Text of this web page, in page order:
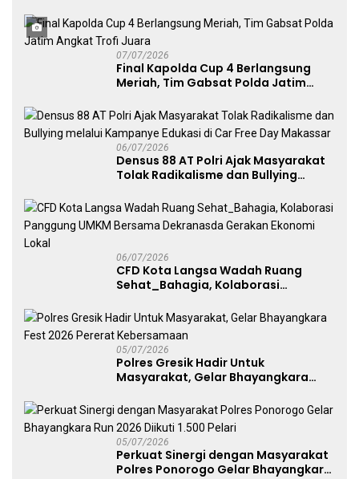
Penggunaan Senjata Api
07/07/2026
Final Kapolda Cup 4 Berlangsung
Meriah, Tim Gabsat Polda Jatim
06/07/2026
Densus 88 AT Polri Ajak Masyarakat
Tolak Radikalisme dan Bullying
Free Day Makassar
06/07/2026
CFD Kota Langsa Wadah Ruang
Sehat_Bahagia, Kolaborasi
Dekranasda Gerakan Ekonomi Lokal
05/07/2026
Polres Gresik Hadir Untuk
Masyarakat, Gelar Bhayangkara
05/07/2026
Perkuat Sinergi dengan Masyarakat
Polres Ponorogo Gelar Bhayangkara